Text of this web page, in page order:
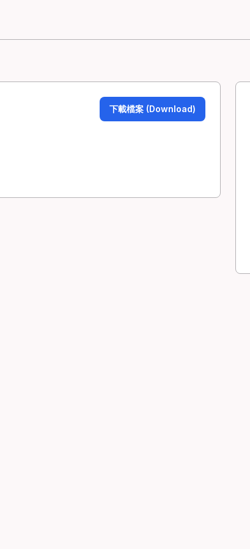
下載檔案 (Download)